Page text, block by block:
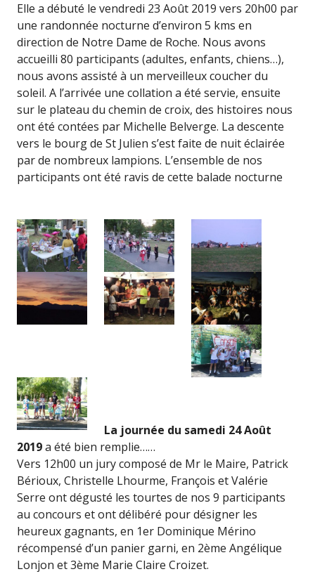
Elle a débuté le vendredi 23 Août 2019 vers 20h00 par
une randonnée nocturne d’environ 5 kms en
direction de Notre Dame de Roche. Nous avons
accueilli 80 participants (adultes, enfants, chiens…),
nous avons assisté à un merveilleux coucher du
soleil. A l’arrivée une collation a été servie, ensuite
sur le plateau du chemin de croix, des histoires nous
ont été contées par Michelle Belverge. La descente
vers le bourg de St Julien s’est faite de nuit éclairée
par de nombreux lampions. L’ensemble de nos
participants ont été ravis de cette balade nocturne
La journée du samedi 24 Août
2019a été bien remplie……
Vers 12h00 un jury composé de Mr le Maire, Patrick
Bérioux, Christelle Lhourme, François et Valérie
Serre ont dégusté les tourtes de nos 9 participants
au concours et ont délibéré pour désigner les
heureux gagnants, en 1er Dominique Mérino
récompensé d’un panier garni, en 2ème Angélique
Lonjon et 3ème Marie Claire Croizet.